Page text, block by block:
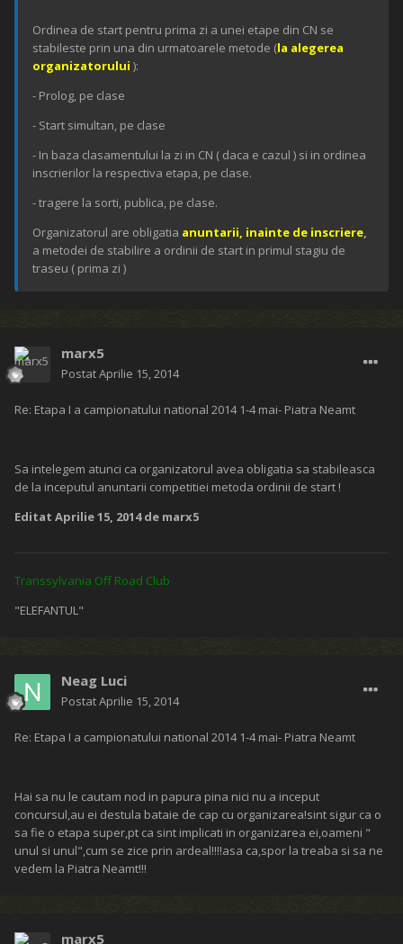
Ordinea de start pentru prima zi a unei etape din CN se
stabileste prin una din urmatoarele metode (la alegerea
organizatorului ):
- Prolog, pe clase
- Start simultan, pe clase
- In baza clasamentului la zi in CN ( daca e cazul ) si in ordinea
inscrierilor la respectiva etapa, pe clase.
- tragere la sorti, publica, pe clase.
Organizatorul are obligatia anuntarii, inainte de inscriere,
a metodei de stabilire a ordinii de start in primul stagiu de
traseu ( prima zi )
marx5
PostatAprilie 15, 2014
Re: Etapa I a campionatului national 2014 1-4 mai- Piatra Neamt
Sa intelegem atunci ca organizatorul avea obligatia sa stabileasca
de la inceputul anuntarii competitiei metoda ordinii de start !
Editat Aprilie 15, 2014de marx5
Transsylvania Off Road Club
"ELEFANTUL"
Neag Luci
PostatAprilie 15, 2014
Re: Etapa I a campionatului national 2014 1-4 mai- Piatra Neamt
Hai sa nu le cautam nod in papura pina nici nu a inceput
concursul,au ei destula bataie de cap cu organizarea!sint sigur ca o
sa fie o etapa super,pt ca sint implicati in organizarea ei,oameni "
unul si unul",cum se zice prin ardeal!!!!asa ca,spor la treaba si sa ne
vedem la Piatra Neamt!!!
marx5